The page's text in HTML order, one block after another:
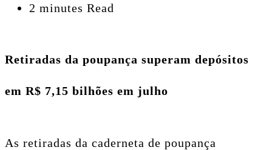
2 minutes Read
Retiradas da poupança superam depósitos
em R$ 7,15 bilhões em julho
As retiradas da caderneta de poupança